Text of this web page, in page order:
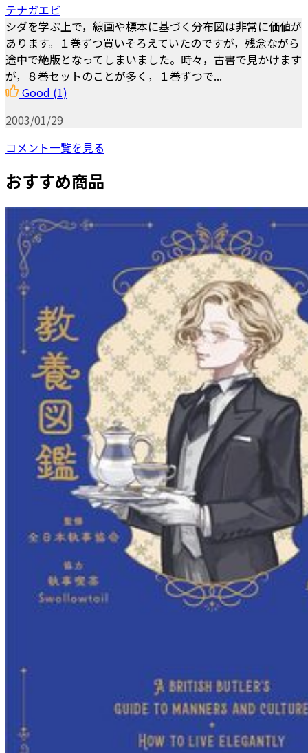
テナガエビ
シダを学ぶ上で，線画や標本に基づく分布図は非常に価値が
あります。１巻ずつ買いそろえていたのですが，残念ながら
途中で絶版となってしまいました。時々，古書で見かけます
が，８巻セットのことが多く，１巻ずつで...
Good (1)
2003/01/29
コメント一覧を見る
おすすめ商品